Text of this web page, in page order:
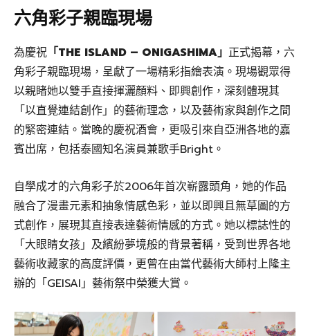
六角彩子親臨現場
為慶祝 「THE ISLAND – ONIGASHIMA」 正式揭幕，六
角彩子親臨現場，呈獻了一場精彩指繪表演。現場觀眾得
以親睹她以雙手直接揮灑顏料、即興創作，深刻體現其
「以直覺連結創作」的藝術理念，以及藝術家與創作之間
的緊密連結。當晚的慶祝酒會，更吸引來自亞洲各地的嘉
賓出席，包括泰國知名演員兼歌手Bright。
自學成才的六角彩子於2006年首次嶄露頭角，她的作品
融合了漫畫元素和抽象情感色彩，並以即興且無草圖的方
式創作，展現其直接表達藝術情感的方式。她以標誌性的
「大眼睛女孩」及繽紛夢境般的背景著稱，受到世界各地
藝術收藏家的高度評價，更曾在由當代藝術大師村上隆主
辦的「GEISAI」藝術祭中榮獲大賞。